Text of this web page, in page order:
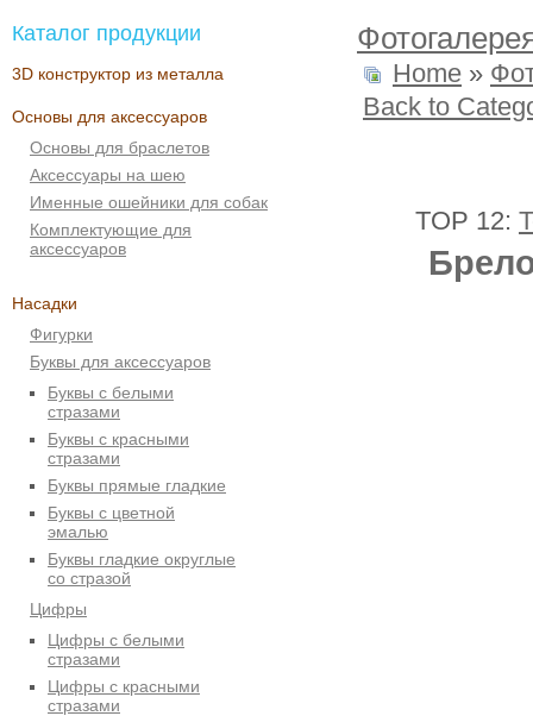
Каталог продукции
3D конструктор из металла
Основы для аксессуаров
Основы для браслетов
Аксессуары на шею
Именные ошейники для собак
Комплектующие для
аксессуаров
Насадки
Фигурки
Буквы для аксессуаров
Буквы с белыми
стразами
Буквы с красными
стразами
Буквы прямые гладкие
Буквы с цветной
эмалью
Буквы гладкие округлые
со стразой
Цифры
Цифры с белыми
стразами
Цифры с красными
стразами
Home »
Back to
TOP 12: